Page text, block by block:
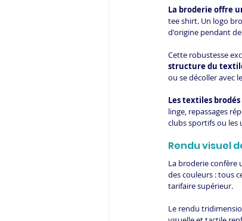
La broderie offre
tee shirt. Un logo
d'origine pendant
Cette robustesse
structure du
ou se décoller avec
Les textiles
linge, repassages
clubs sportifs ou les
Rendu visuel
La broderie confère
des couleurs : tous
tarifaire supérieur.
Le rendu